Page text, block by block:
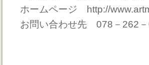
ホームページ http://
お問い合わせ先 078－262